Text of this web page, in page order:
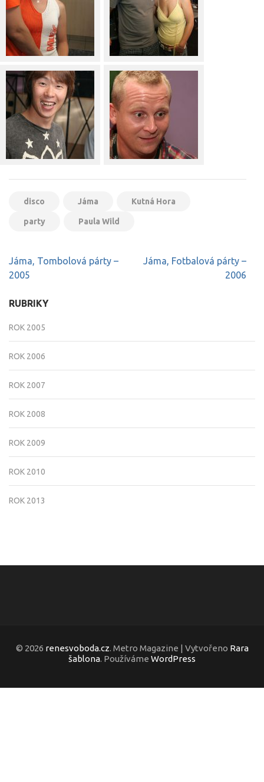
disco Jáma Kutná Hora
party Paula Wild
Navigace
pro
Jáma, Tombolová párty –
2005
Jáma, Fotbalová párty –
2006
RUBRIKY
ROK 2005
ROK 2006
ROK 2007
ROK 2008
ROK 2009
ROK 2010
ROK 2013
© 2026 renesvoboda.cz. Metro Magazine | Vytvořeno Rara
šablona. Používáme WordPress